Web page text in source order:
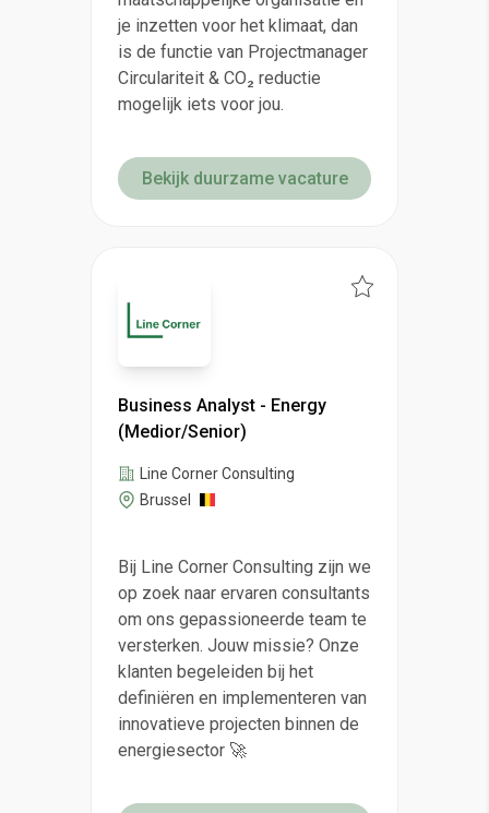
je inzetten voor het klimaat, dan
is de functie van Projectmanager
Circulariteit & CO₂ reductie
mogelijk iets voor jou.
Bekijk duurzame vacature
Business Analyst - Energy
(Medior/Senior)
Line Corner Consulting
Brussel
Bij Line Corner Consulting zijn we
op zoek naar ervaren consultants
om ons gepassioneerde team te
versterken. Jouw missie? Onze
klanten begeleiden bij het
definiëren en implementeren van
innovatieve projecten binnen de
energiesector 🚀